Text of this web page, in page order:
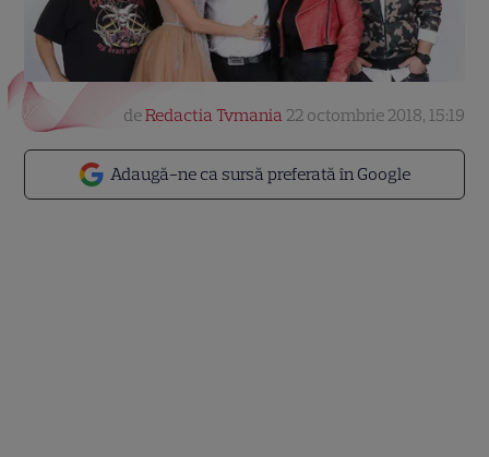
Adaugă-ne ca sursă preferată în Google
deRedactia Tvmania 22 octombrie 2018, 15:19